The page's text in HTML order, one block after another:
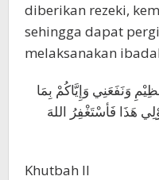
diberikan rezeki,
sehingga dapat
melaksanakan
وَنَفَعَنِي وَإِيَّاكُمْ بِمَا
هَذَا فَأسْتَغْفِرُ اللهَ
Khutbah II